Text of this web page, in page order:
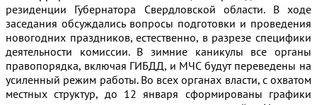
резиденции Губернатора Свердловской области. В ходе
заседания обсуждались вопросы подготовки и проведения
новогодних праздников, естественно, в разрезе специфики
деятельности комиссии. В зимние каникулы все органы
правопорядка, включая ГИБДД, и МЧС будут переведены на
усиленный режим работы. Во всех органах власти, с охватом
местных структур, до 12 января сформированы графики